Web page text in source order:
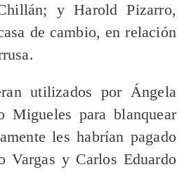
y Harold Pizarro,
de cambio, en relación
utilizados por Ángela
Migueles para blanquear
les habrían pagado
Vargas y Carlos Eduardo